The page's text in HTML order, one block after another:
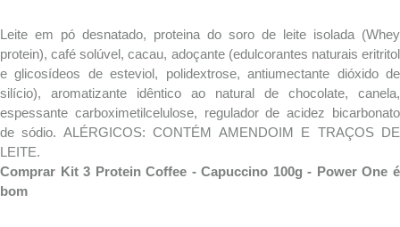
Leite em pó desnatado, proteina do soro de leite isolada (Whey
protein), café solúvel, cacau, adoçante (edulcorantes naturais eritritol
e glicosídeos de esteviol, polidextrose, antiumectante dióxido de
silício), aromatizante idêntico ao natural de chocolate, canela,
espessante carboximetilcelulose, regulador de acidez bicarbonato
de sódio. ALÉRGICOS: CONTÉM AMENDOIM E TRAÇOS DE
LEITE.
Comprar Kit 3 Protein Coffee - Capuccino 100g - Power One é
bom